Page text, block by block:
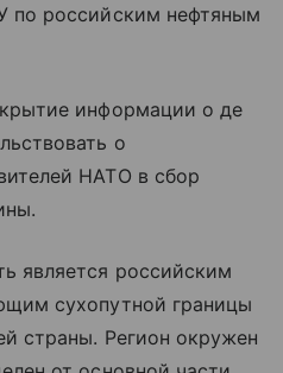
по российским нефтяным
информации о де
о
НАТО в сбор
является российским
сухопутной границы
страны. Регион окружен